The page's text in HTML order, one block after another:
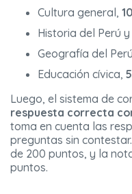
Cultura general, 10
Historia del Perú
Geografía del
Educación cívica, 5
Luego, el sistema de
respuesta correcta
toma en cuenta las
preguntas sin
de 200 puntos, y la
puntos.